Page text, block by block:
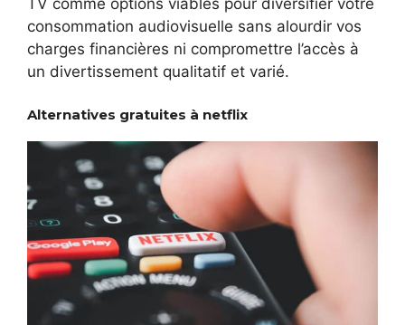
TV comme options viables pour diversifier votre
consommation audiovisuelle sans alourdir vos
charges financières ni compromettre l’accès à
un divertissement qualitatif et varié.
Alternatives gratuites à netflix